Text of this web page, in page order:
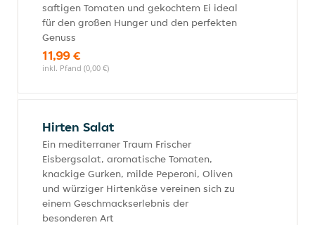
saftigen Tomaten und gekochtem Ei ideal
für den großen Hunger und den perfekten
Genuss
11,99 €
inkl. Pfand (0,00 €)
Hirten Salat
Ein mediterraner Traum Frischer
Eisbergsalat, aromatische Tomaten,
knackige Gurken, milde Peperoni, Oliven
und würziger Hirtenkäse vereinen sich zu
einem Geschmackserlebnis der
besonderen Art